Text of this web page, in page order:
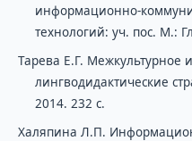
информационно-
технологий: уч. пос. М.:
Тарева Е.Г. Межкультурное
лингводидактические
2014. 232 с.
Халяпина Л.П.